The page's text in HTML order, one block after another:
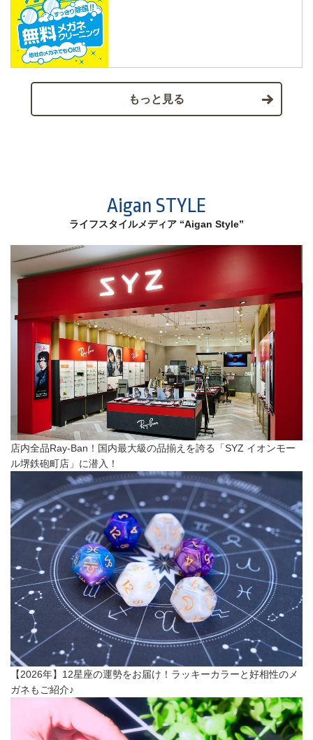
もっと見る
Aigan STYLE
ライフスタイルメディア “Aigan Style”
店内全品Ray-Ban！国内最大級の品揃えを誇る「SYZ イオンモー
ル堺鉄砲町店」に潜入！
【2026年】12星座の運勢をお届け！ラッキーカラーと好相性のメ
ガネもご紹介♪